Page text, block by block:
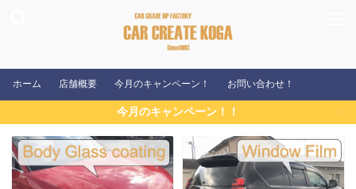
ホーム 店舗概要 今月のキャンペーン！ お問い合わせ！
今月のキャンペーン！！